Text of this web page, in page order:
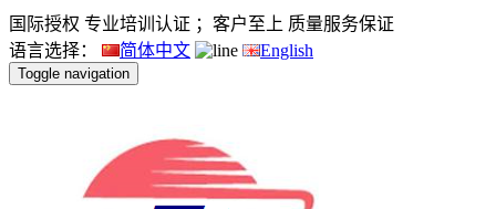
国际授权 专业培训认证 ；客户至上 质量服务保证
语言选择：
简体中文 English
Toggle navigation